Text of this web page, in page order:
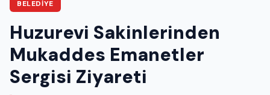
BELEDIYE
Huzurevi Sakinlerinden
Mukaddes Emanetler
Sergisi Ziyareti